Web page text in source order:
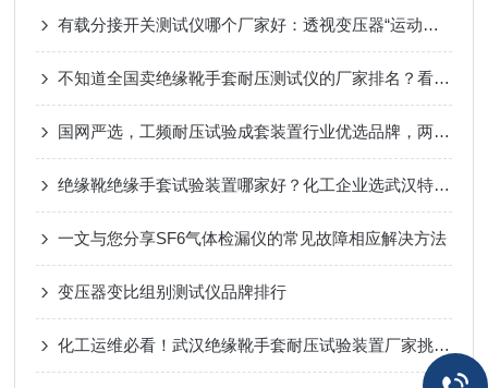
有载分接开关测试仪哪个厂家好：透视变压器“运动心脏”的深度诊断工具
不知道全国卖绝缘靴手套耐压测试仪的厂家排名？看看这篇就明白了！
国网严选，工频耐压试验成套装置行业优选品牌，两大厂家优势解析
绝缘靴绝缘手套试验装置哪家好？化工企业选武汉特高压电力
一文与您分享SF6气体检漏仪的常见故障相应解决方法
变压器变比组别测试仪品牌排行
化工运维必看！武汉绝缘靴手套耐压试验装置厂家挑选干货